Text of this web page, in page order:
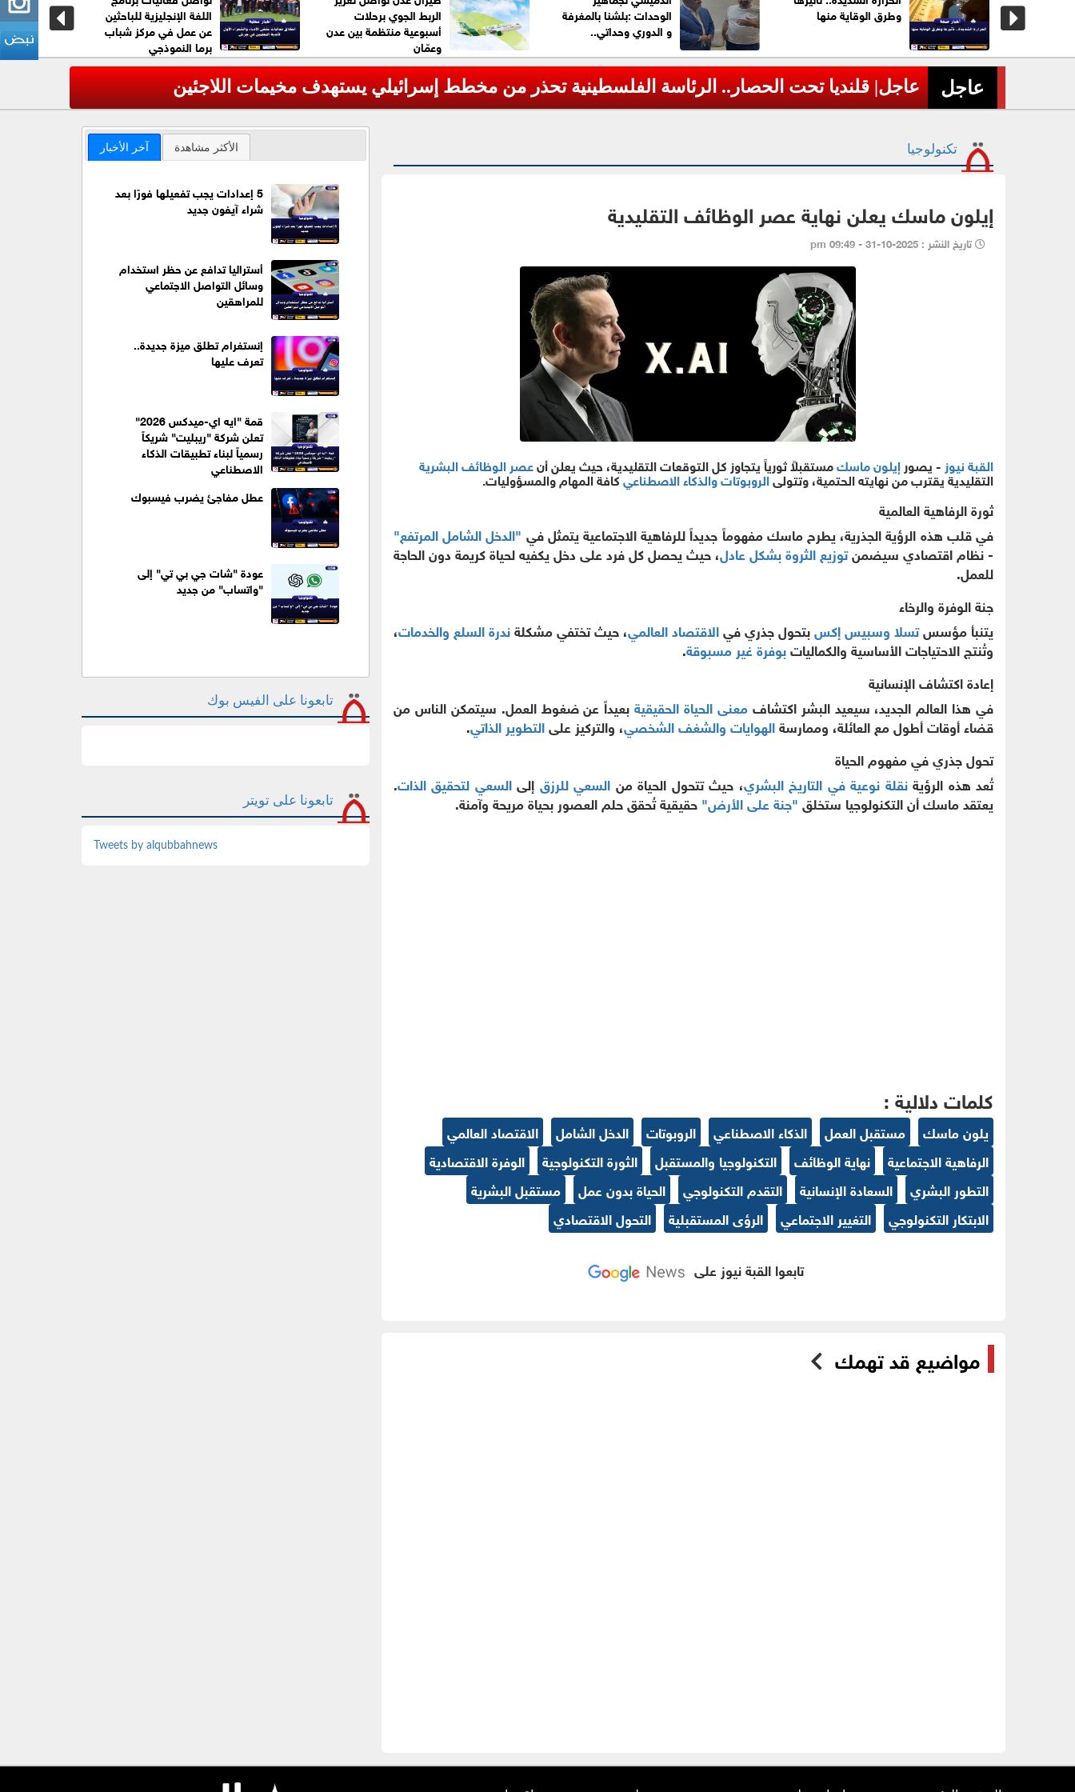
وطرق الوقاية منها
الوحدات :بلشنا بالمغرفة
و الدوري وحداتي..
الربط الجوي برحلات
أسبوعية منتظمة بين عدن
وعمّان
اللغة الإنجليزية للباحثين
عن عمل في مركز شباب
برما النموذجي
عاجل عاجل| قلنديا تحت الحصار.. الرئاسة الفلسطينية تحذر من مخطط إسرائيلي يستهدف مخيمات اللاجئين
تكنولوجيا
إيلون ماسك يعلن نهاية عصر الوظائف التقليدية
تاريخ النشر : 2025-10-31 - 09:49 pm
القبة نيوز - يصور إيلون ماسكمستقبلاً ثورياً يتجاوز كل التوقعات التقليدية، حيث يعلن أنعصر الوظائف البشرية
التقليدية يقترب من نهايته الحتمية، وتتولىالروبوتات والذكاء الاصطناعيكافة المهام والمسؤوليات.
ثورة الرفاهية العالمية
في قلب هذه الرؤية الجذرية، يطرح ماسك مفهوماً جديداً للرفاهية الاجتماعية يتمثل في "الدخل الشامل المرتفع"
- نظام اقتصادي سيضمنتوزيع الثروة بشكل عادل، حيث يحصل كل فرد على دخل يكفيه لحياة كريمة دون الحاجة
للعمل.
جنة الوفرة والرخاء
يتنبأ مؤسستسلا وسبيس إكسبتحول جذري فيالاقتصاد العالمي، حيث تختفي مشكلةندرة السلع والخدمات،
وتُنتج الاحتياجات الأساسية والكمالياتبوفرة غير مسبوقة.
إعادة اكتشاف الإنسانية
في هذا العالم الجديد، سيعيد البشر اكتشافمعنى الحياة الحقيقيةبعيداً عن ضغوط العمل. سيتمكن الناس من
قضاء أوقات أطول مع العائلة، وممارسةالهوايات والشغف الشخصي، والتركيز علىالتطوير الذاتي.
تحول جذري في مفهوم الحياة
تُعد هذه الرؤيةنقلة نوعية في التاريخ البشري، حيث تتحول الحياة من السعي للرزق إلىالسعي لتحقيق الذات.
يعتقد ماسك أن التكنولوجيا ستخلق"جنة على الأرض"حقيقية تُحقق حلم العصور بحياة مريحة وآمنة.
كلمات دلالية :
يلون ماسك مستقبل العمل الذكاء الاصطناعي الروبوتات الدخل الشامل
الاقتصاد العالمي
الرفاهية الاجتماعية
نهاية الوظائف التكنولوجيا والمستقبل الثورة التكنولوجية
الوفرة الاقتصادية
التطور البشري
السعادة الإنسانية التقدم التكنولوجي الحياة بدون عمل
مستقبل البشرية
الابتكار التكنولوجي
التغيير الاجتماعي الرؤى المستقبلية التحول الاقتصادي
تابعوا القبة نيوز على
مواضيع قد تهمك
آخر الأخبار الأكثر مشاهدة
5 إعدادات يجب تفعيلها فورًا بعد
شراء آيفون جديد
أستراليا تدافع عن حظر استخدام
وسائل التواصل الاجتماعي
للمراهقين
إنستغرام تطلق ميزة جديدة..
تعرف عليها
قمة "ايه اي-ميدكس 2026"
تعلن شركة "ريبليت" شريكاً
رسمياً لبناء تطبيقات الذكاء
الاصطناعي
عطل مفاجئ يضرب فيسبوك
عودة "شات جي بي تي" إلى
"واتساب" من جديد
تابعونا على الفيس بوك
تابعونا على تويتر
Tweets by alqubbahnews